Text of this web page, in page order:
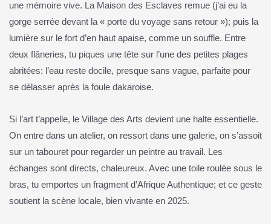
une mémoire vive. La Maison des Esclaves remue (j’ai eu la
gorge serrée devant la « porte du voyage sans retour »); puis la
lumière sur le fort d’en haut apaise, comme un souffle. Entre
deux flâneries, tu piques une tête sur l’une des petites plages
abritées: l’eau reste docile, presque sans vague, parfaite pour
se délasser après la foule dakaroise.
Si l’art t’appelle, le Village des Arts devient une halte essentielle.
On entre dans un atelier, on ressort dans une galerie, on s’assoit
sur un tabouret pour regarder un peintre au travail. Les
échanges sont directs, chaleureux. Avec une toile roulée sous le
bras, tu emportes un fragment d’Afrique Authentique; et ce geste
soutient la scène locale, bien vivante en 2025.